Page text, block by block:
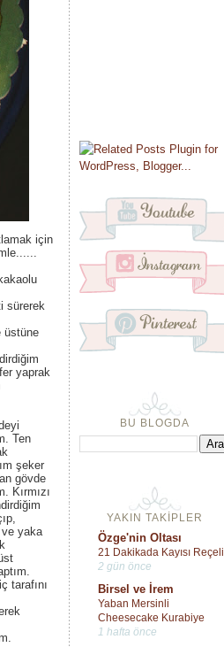
BU BLOGDA
YAKIN TAKİPLER
Özge'nin Oltası
21 Dakikada Kayısı Reçeli
2 gün önce
Birsel ve İrem
Yaban Mersinli
Cheesecake Kurabiye
1 hafta önce
için
sürerek
üstüne
yaprak
Ten
şeker
gövde
Kırmızı
yaka
tarafını